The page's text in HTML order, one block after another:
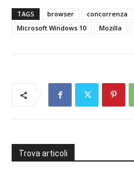
TAGS browser concorrenza
Microsoft Windows 10
Mozilla
Trova articoli